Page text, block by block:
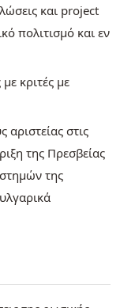
και project
πολιτισμό και εν
κριτές με
αριστείας στις
της Πρεσβείας
της